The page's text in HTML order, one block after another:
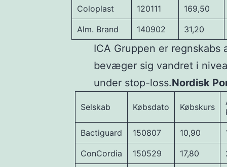
Coloplast 120111 169,50
Alm. Brand 140902 31,20
ICA Gruppen er
bevæger sig vandret i
under stop-loss.Nordisk
Selskab Købsdato Købskurs
Bactiguard 150807 10,90
ConCordia 150529 17,80